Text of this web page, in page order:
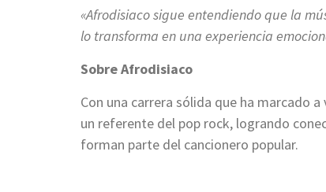
«Afrodisiaco sigue entendiendo que la
lo transforma en una experiencia
Sobre Afrodisiaco
Con una carrera sólida que ha marcado
un referente del pop rock, logrando
forman parte del cancionero popular.